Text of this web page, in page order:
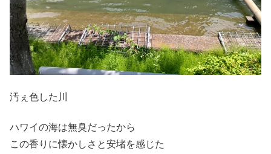
汚ぇ色した川
ハワイの海は無臭だったから
この香りに懐かしさと安堵を感じた